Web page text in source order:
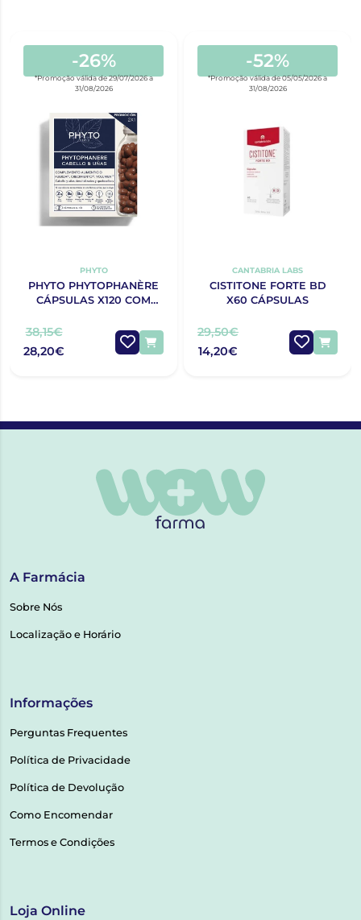
-26%
*Promoção válida de 29/07/2026 a
31/08/2026
PHYTO
PHYTO PHYTOPHANÈRE
CÁPSULAS X120 COM
38,15€
28,20€
-52%
*Promoção válida de 05/05/2026 a
31/08/2026
CANTABRIA LABS
CISTITONE FORTE BD
X60 CÁPSULAS
29,50€
14,20€
A Farmácia
Sobre Nós
Localização e Horário
Informações
Perguntas Frequentes
Política de Privacidade
Política de Devolução
Como Encomendar
Termos e Condições
Loja Online